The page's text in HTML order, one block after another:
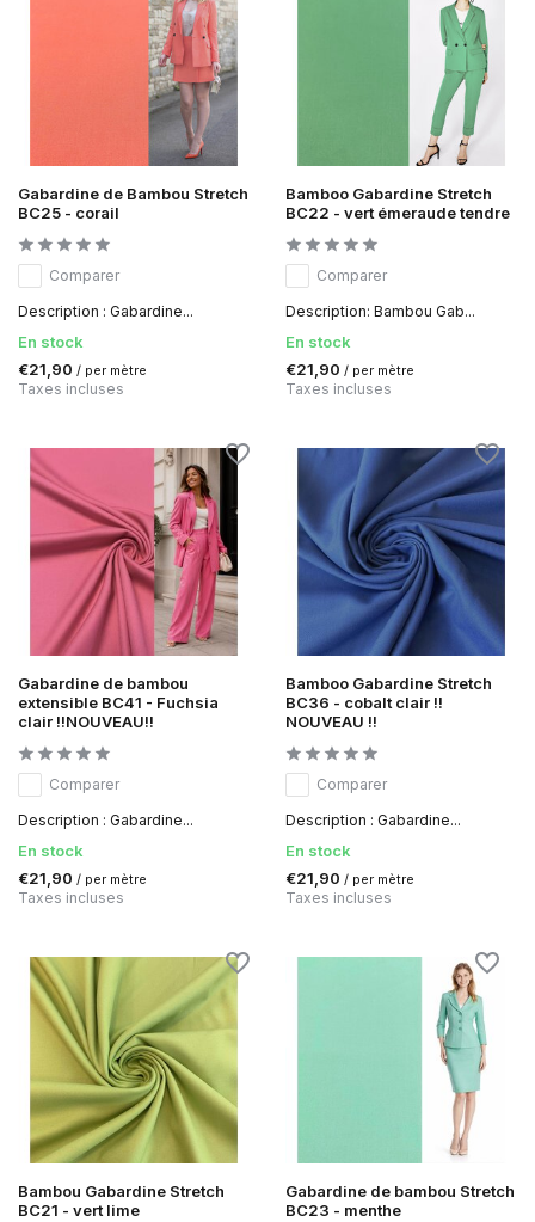
Gabardine de Bambou Stretch
BC25 - corail
Comparer
Description : Gabardine...
En stock
€21,90 / per mètre
Taxes incluses
Bamboo Gabardine Stretch
BC22 - vert émeraude tendre
Comparer
Description: Bambou Gab...
En stock
€21,90 / per mètre
Taxes incluses
Gabardine de bambou
extensible BC41 - Fuchsia
clair !!NOUVEAU!!
Comparer
Description : Gabardine...
En stock
€21,90 / per mètre
Taxes incluses
Bamboo Gabardine Stretch
BC36 - cobalt clair !!
NOUVEAU !!
Comparer
Description : Gabardine...
En stock
€21,90 / per mètre
Taxes incluses
Bambou Gabardine Stretch
BC21 - vert lime
Gabardine de bambou Stretch
BC23 - menthe